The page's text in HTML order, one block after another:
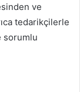
ve
tedarikçilerle
sorumlu